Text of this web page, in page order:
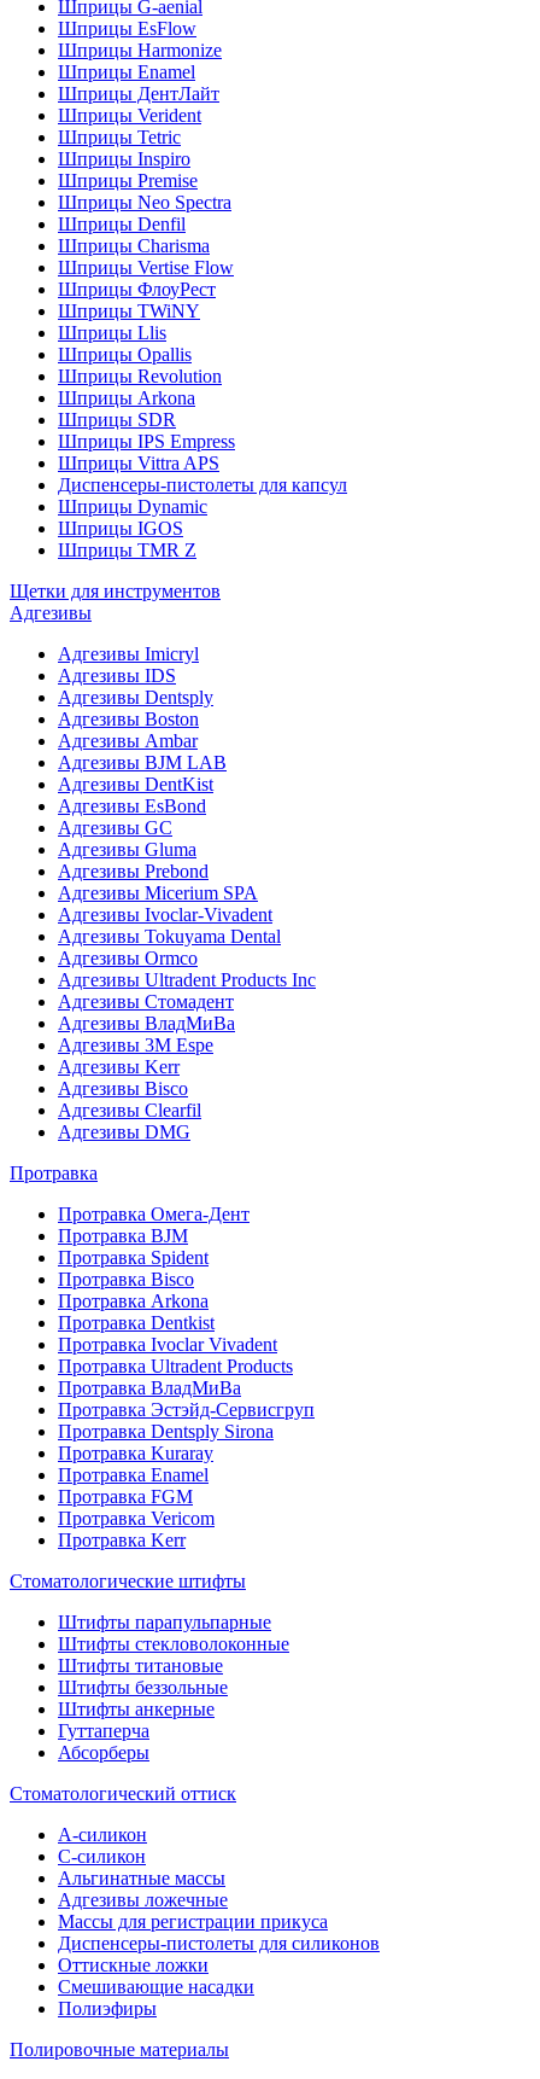
Шприцы G-aenial
Шприцы EsFlow
Шприцы Harmonize
Шприцы Enamel
Шприцы ДентЛайт
Шприцы Verident
Шприцы Tetric
Шприцы Inspiro
Шприцы Premise
Шприцы Neo Spectra
Шприцы Denfil
Шприцы Charisma
Шприцы Vertise Flow
Шприцы ФлоуРест
Шприцы TWiNY
Шприцы Llis
Шприцы Opallis
Шприцы Revolution
Шприцы Arkona
Шприцы SDR
Шприцы IPS Empress
Шприцы Vittra APS
Диспенсеры-пистолеты для капсул
Шприцы Dynamic
Шприцы IGOS
Шприцы TMR Z
Щетки для инструментов
Адгезивы
Адгезивы Imicryl
Адгезивы IDS
Адгезивы Dentsply
Адгезивы Boston
Адгезивы Ambar
Адгезивы BJM LAB
Адгезивы DentKist
Адгезивы EsBond
Адгезивы GC
Адгезивы Gluma
Адгезивы Prebond
Адгезивы Micerium SPA
Адгезивы Ivoclar-Vivadent
Адгезивы Tokuyama Dental
Адгезивы Ormco
Адгезивы Ultradent Products Inc
Адгезивы Стомадент
Адгезивы ВладМиВа
Адгезивы 3M Espe
Адгезивы Kerr
Адгезивы Bisco
Адгезивы Clearfil
Адгезивы DMG
Протравка
Протравка Омега-Дент
Протравка BJM
Протравка Spident
Протравка Bisco
Протравка Arkona
Протравка Dentkist
Протравка Ivoclar Vivadent
Протравка Ultradent Products
Протравка ВладМиВа
Протравка Эстэйд-Сервисгруп
Протравка Dentsply Sirona
Протравка Kuraray
Протравка Enamel
Протравка FGM
Протравка Vericom
Протравка Kerr
Стоматологические штифты
Штифты парапульпарные
Штифты стекловолоконные
Штифты титановые
Штифты беззольные
Штифты анкерные
Гуттаперча
Абсорберы
Стоматологический оттиск
А-силикон
C-силикон
Альгинатные массы
Адгезивы ложечные
Массы для регистрации прикуса
Диспенсеры-пистолеты для силиконов
Оттискные ложки
Смешивающие насадки
Полиэфиры
Полировочные материалы